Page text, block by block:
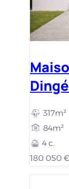
317m²
84m²
4 c.
180 050 €